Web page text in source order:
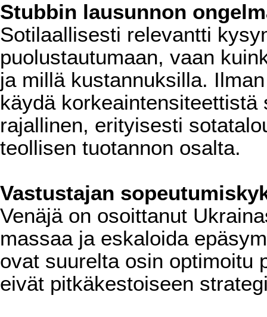
Stubbin lausunnon
Sotilaallisesti relevantti
puolustautumaan, vaan
ja millä kustannuksilla.
käydä
rajallinen, erityisesti
teollisen tuotannon osalta.
Vastustajan
Venäjä on osoittanut
massaa ja eskaloida
ovat suurelta osin optimoitu
eivät pitkäkestoiseen